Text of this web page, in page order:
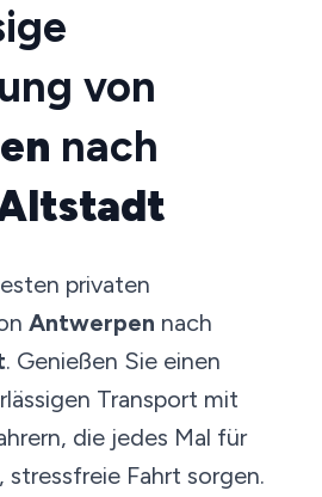
von
nach
privaten
Antwerpen nach
. Genießen Sie einen
Transport mit
die jedes Mal für
stressfreie Fahrt sorgen.